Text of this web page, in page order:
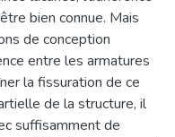
bien connue. Mais
de conception
entre les armatures
la fissuration de ce
de la structure, il
suffisamment de